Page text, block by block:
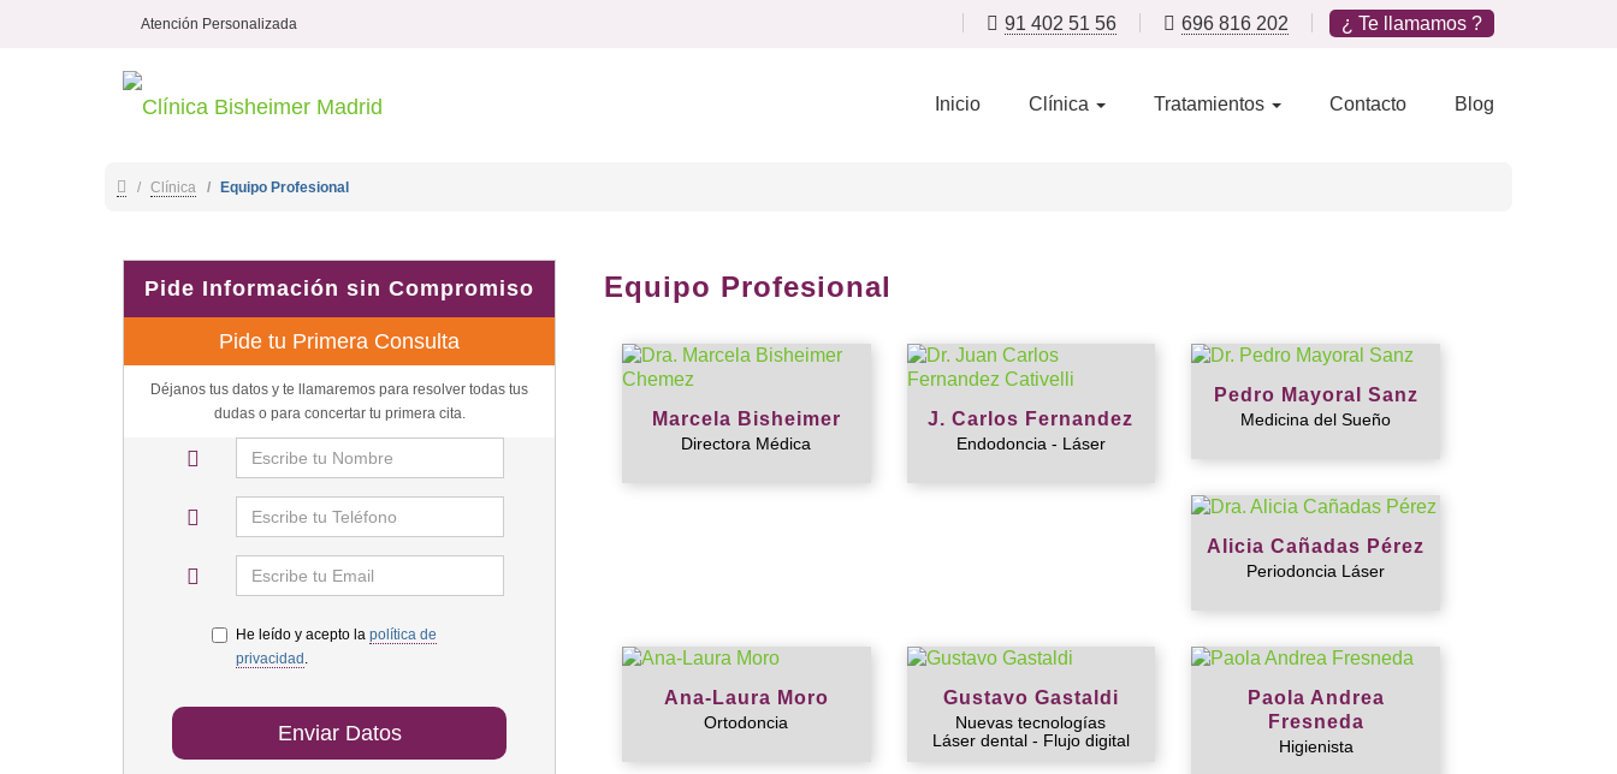
Atención Personalizada 91 402 51 56 696 816 202 ¿ Te llamamos ?
Inicio Clínica Tratamientos Contacto Blog
Clínica Equipo Profesional
Equipo Profesional
Marcela Bisheimer
Directora Médica
J. Carlos Fernandez
Endodoncia - Láser
Pedro Mayoral Sanz
Medicina del Sueño
Alicia Cañadas Pérez
Periodoncia Láser
Ana-Laura Moro
Ortodoncia
Gustavo Gastaldi
Nuevas tecnologías
Láser dental - Flujo digital
Paola Andrea
Fresneda
Higienista
Pide Información sin Compromiso
Pide tu Primera Consulta
Déjanos tus datos y te llamaremos para resolver todas tus
dudas o para concertar tu primera cita.
He leído y acepto la política de
privacidad .
Enviar Datos